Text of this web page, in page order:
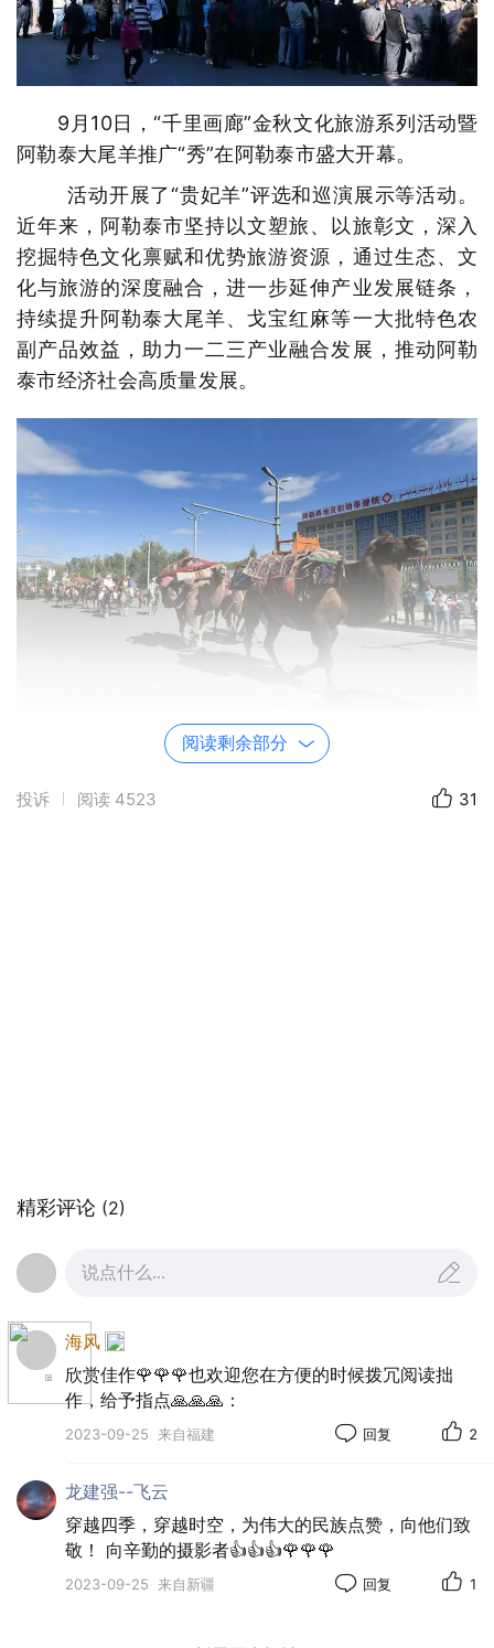
9月10日，“千里画廊”金秋文化旅游系列活动暨
阿勒泰大尾羊推广“秀”在阿勒泰市盛大开幕。
活动开展了“贵妃羊”评选和巡演展示等活动。
近年来，阿勒泰市坚持以文塑旅、以旅彰文，深入
挖掘特色文化禀赋和优势旅游资源，通过生态、文
化与旅游的深度融合，进一步延伸产业发展链条，
持续提升阿勒泰大尾羊、戈宝红麻等一大批特色农
副产品效益，助力一二三产业融合发展，推动阿勒
泰市经济社会高质量发展。
阅读剩余部分
投诉 阅读 4523 31
精彩评论 (2)
说点什么...
海风
欣赏佳作🌹🌹🌹也欢迎您在方便的时候拨冗阅读拙
作，给予指点🙏🙏🙏：
2023-09-25 来自福建 回复 2
龙建强--飞云
穿越四季，穿越时空，为伟大的民族点赞，向他们致
敬！ 向辛勤的摄影者👍👍👍🌹🌹🌹
2023-09-25 来自新疆 回复 1